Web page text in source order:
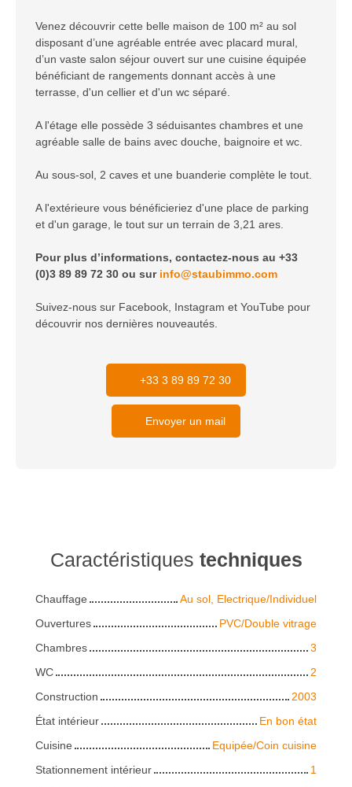
Venez découvrir cette belle maison de 100 m² au sol
disposant d’une agréable entrée avec placard mural,
d’un vaste salon séjour ouvert sur une cuisine équipée
bénéficiant de rangements donnant accès à une
terrasse, d'un cellier et d'un wc séparé.
A l'étage elle possède 3 séduisantes chambres et une
agréable salle de bains avec douche, baignoire et wc.
Au sous-sol, 2 caves et une buanderie complète le tout.
A l'extérieure vous bénéficieriez d'une place de parking
et d'un garage, le tout sur un terrain de 3,21 ares.
Pour plus d’informations, contactez-nous au +33
(0)3 89 89 72 30 ou sur info@staubimmo.com
Suivez-nous sur Facebook, Instagram et YouTube pour
découvrir nos dernières nouveautés.
+33 3 89 89 72 30
Envoyer un mail
Caractéristiques techniques
Chauffage
Au sol, Electrique/Individuel
Ouvertures
PVC/Double vitrage
Chambres
3
WC
2
Construction
2003
État intérieur
En bon état
Cuisine
Equipée/Coin cuisine
Stationnement intérieur
1